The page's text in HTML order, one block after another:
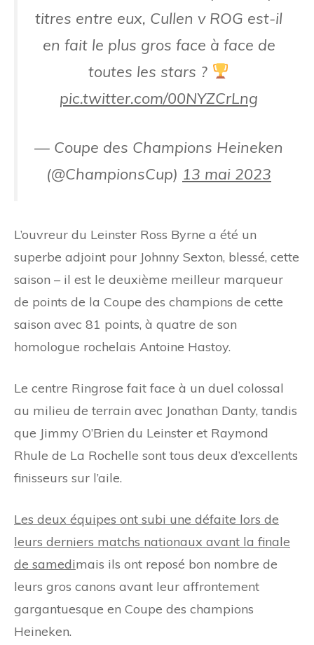
titres entre eux, Cullen v ROG est-il
en fait le plus gros face à face de
toutes les stars ?
pic.twitter.com/00NYZCrLng
— Coupe des Champions Heineken
(@ChampionsCup) 13 mai 2023
L’ouvreur du Leinster Ross Byrne a été un
superbe adjoint pour Johnny Sexton, blessé, cette
saison – il est le deuxième meilleur marqueur
de points de la Coupe des champions de cette
saison avec 81 points, à quatre de son
homologue rochelais Antoine Hastoy.
Le centre Ringrose fait face à un duel colossal
au milieu de terrain avec Jonathan Danty, tandis
que Jimmy O’Brien du Leinster et Raymond
Rhule de La Rochelle sont tous deux d’excellents
finisseurs sur l’aile.
Les deux équipes ont subi une défaite lors de
leurs derniers matchs nationaux avant la finale
de samedimais ils ont reposé bon nombre de
leurs gros canons avant leur affrontement
gargantuesque en Coupe des champions
Heineken.